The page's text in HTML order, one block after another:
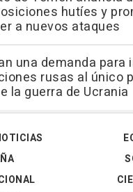
hutíes y
a nuevos ataques
una demanda para
rusas al único
la guerra de Ucrania